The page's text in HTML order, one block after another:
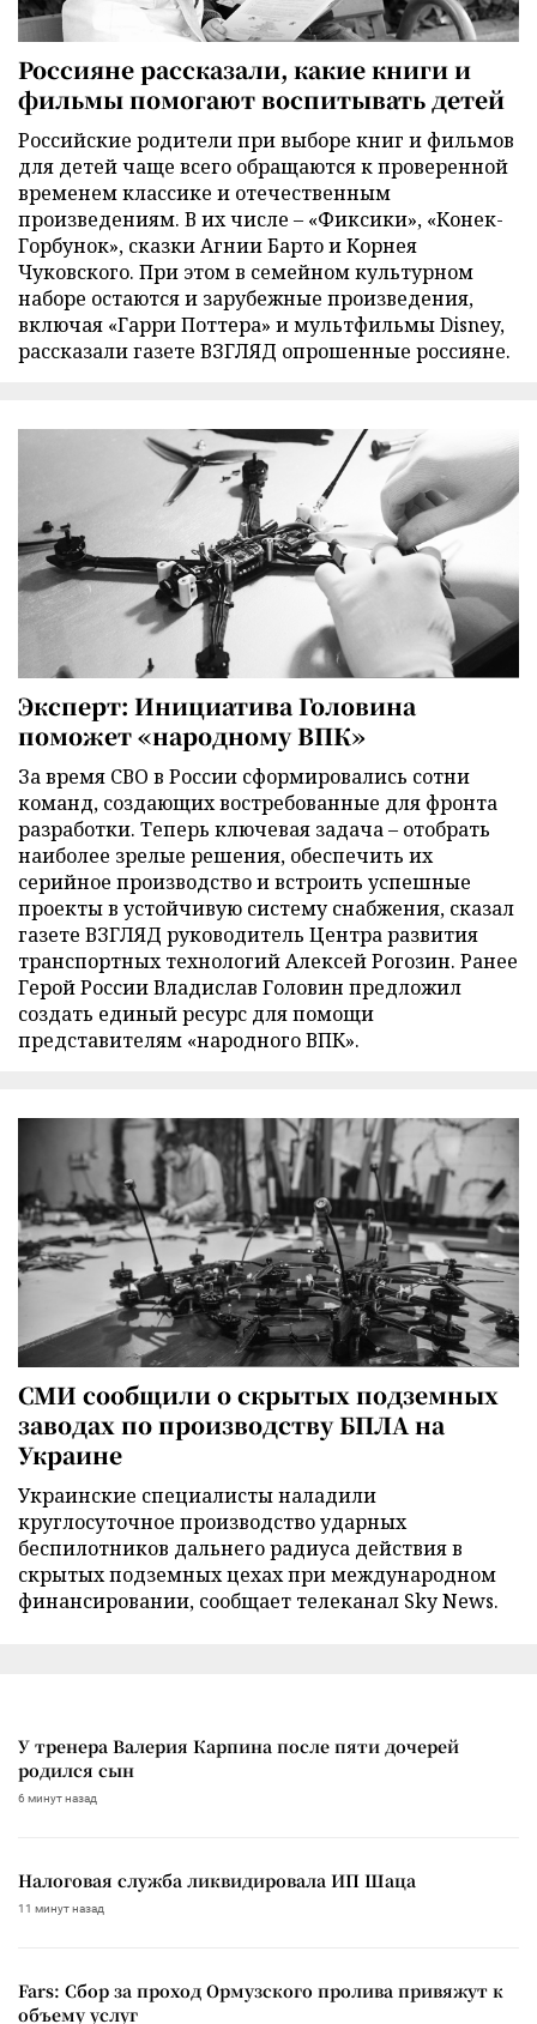
Россияне рассказали, какие книги и
фильмы помогают воспитывать детей
Российские родители при выборе книг и фильмов
для детей чаще всего обращаются к проверенной
временем классике и отечественным
произведениям. В их числе – «Фиксики», «Конек-
Горбунок», сказки Агнии Барто и Корнея
Чуковского. При этом в семейном культурном
наборе остаются и зарубежные произведения,
включая «Гарри Поттера» и мультфильмы Disney,
рассказали газете ВЗГЛЯД опрошенные россияне.
Эксперт: Инициатива Головина
поможет «народному ВПК»
За время СВО в России сформировались сотни
команд, создающих востребованные для фронта
разработки. Теперь ключевая задача – отобрать
наиболее зрелые решения, обеспечить их
серийное производство и встроить успешные
проекты в устойчивую систему снабжения, сказал
газете ВЗГЛЯД руководитель Центра развития
транспортных технологий Алексей Рогозин. Ранее
Герой России Владислав Головин предложил
создать единый ресурс для помощи
представителям «народного ВПК».
СМИ сообщили о скрытых подземных
заводах по производству БПЛА на
Украине
Украинские специалисты наладили
круглосуточное производство ударных
беспилотников дальнего радиуса действия в
скрытых подземных цехах при международном
финансировании, сообщает телеканал Sky News.
У тренера Валерия Карпина после пяти дочерей
родился сын
6 минут назад
Налоговая служба ликвидировала ИП Шаца
11 минут назад
Fars: Сбор за проход Ормузского пролива привяжут к
объему услуг